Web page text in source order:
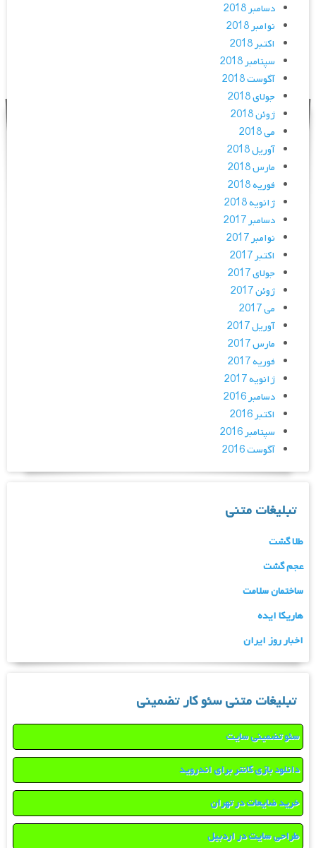
دسامبر 2018
نوامبر 2018
اکتبر 2018
سپتامبر 2018
آگوست 2018
جولای 2018
ژوئن 2018
می 2018
آوریل 2018
مارس 2018
فوریه 2018
ژانویه 2018
دسامبر 2017
نوامبر 2017
اکتبر 2017
جولای 2017
ژوئن 2017
می 2017
آوریل 2017
مارس 2017
فوریه 2017
ژانویه 2017
دسامبر 2016
اکتبر 2016
سپتامبر 2016
آگوست 2016
تبلیغات متنی
طلا گشت
عجم گشت
ساختمان سلامت
هاریکا ایده
اخبار روز ایران
تبلیغات متنی سئو کار تضمینی
سئو تضمینی سایت
دانلود بازی کانتر برای اندروید
خرید ضایعات در تهران
طراحی سایت در اردبیل